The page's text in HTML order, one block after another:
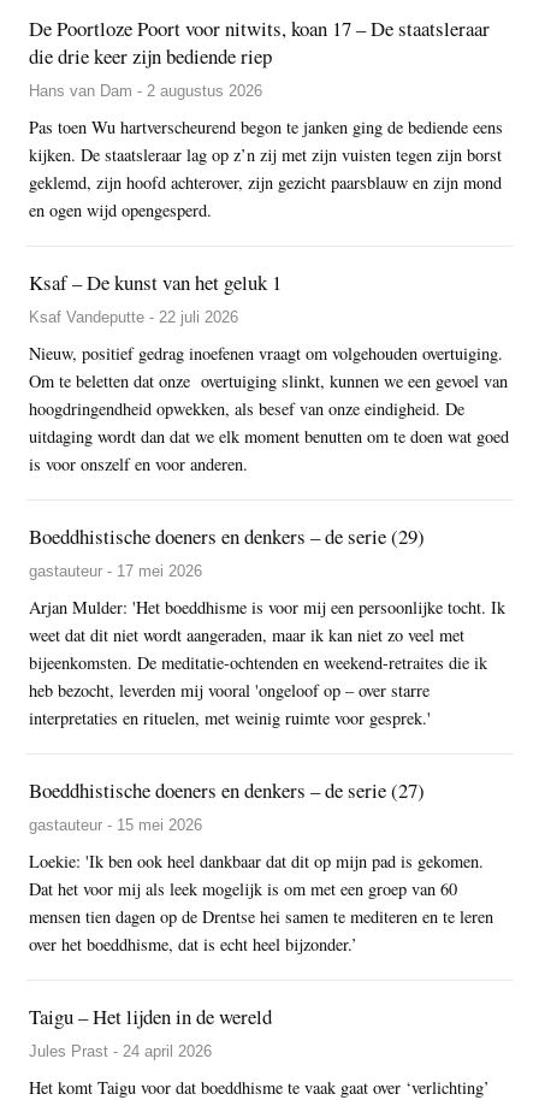
De Poortloze Poort voor nitwits, koan 17 – De staatsleraar
die drie keer zijn bediende riep
Hans van Dam - 2 augustus 2026
Pas toen Wu hartverscheurend begon te janken ging de bediende eens
kijken. De staatsleraar lag op z’n zij met zijn vuisten tegen zijn borst
geklemd, zijn hoofd achterover, zijn gezicht paarsblauw en zijn mond
en ogen wijd opengesperd.
Ksaf – De kunst van het geluk 1
Ksaf Vandeputte - 22 juli 2026
Nieuw, positief gedrag inoefenen vraagt om volgehouden overtuiging.
Om te beletten dat onze overtuiging slinkt, kunnen we een gevoel van
hoogdringendheid opwekken, als besef van onze eindigheid. De
uitdaging wordt dan dat we elk moment benutten om te doen wat goed
is voor onszelf en voor anderen.
Boeddhistische doeners en denkers – de serie (29)
gastauteur - 17 mei 2026
Arjan Mulder: 'Het boeddhisme is voor mij een persoonlijke tocht. Ik
weet dat dit niet wordt aangeraden, maar ik kan niet zo veel met
bijeenkomsten. De meditatie-ochtenden en weekend-retraites die ik
heb bezocht, leverden mij vooral 'ongeloof op – over starre
interpretaties en rituelen, met weinig ruimte voor gesprek.'
Boeddhistische doeners en denkers – de serie (27)
gastauteur - 15 mei 2026
Loekie: 'Ik ben ook heel dankbaar dat dit op mijn pad is gekomen.
Dat het voor mij als leek mogelijk is om met een groep van 60
mensen tien dagen op de Drentse hei samen te mediteren en te leren
over het boeddhisme, dat is echt heel bijzonder.’
Taigu – Het lijden in de wereld
Jules Prast - 24 april 2026
Het komt Taigu voor dat boeddhisme te vaak gaat over ‘verlichting’